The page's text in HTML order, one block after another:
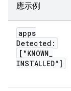
應示例
apps
Detected:
["KNOWN_
INSTALLED"]